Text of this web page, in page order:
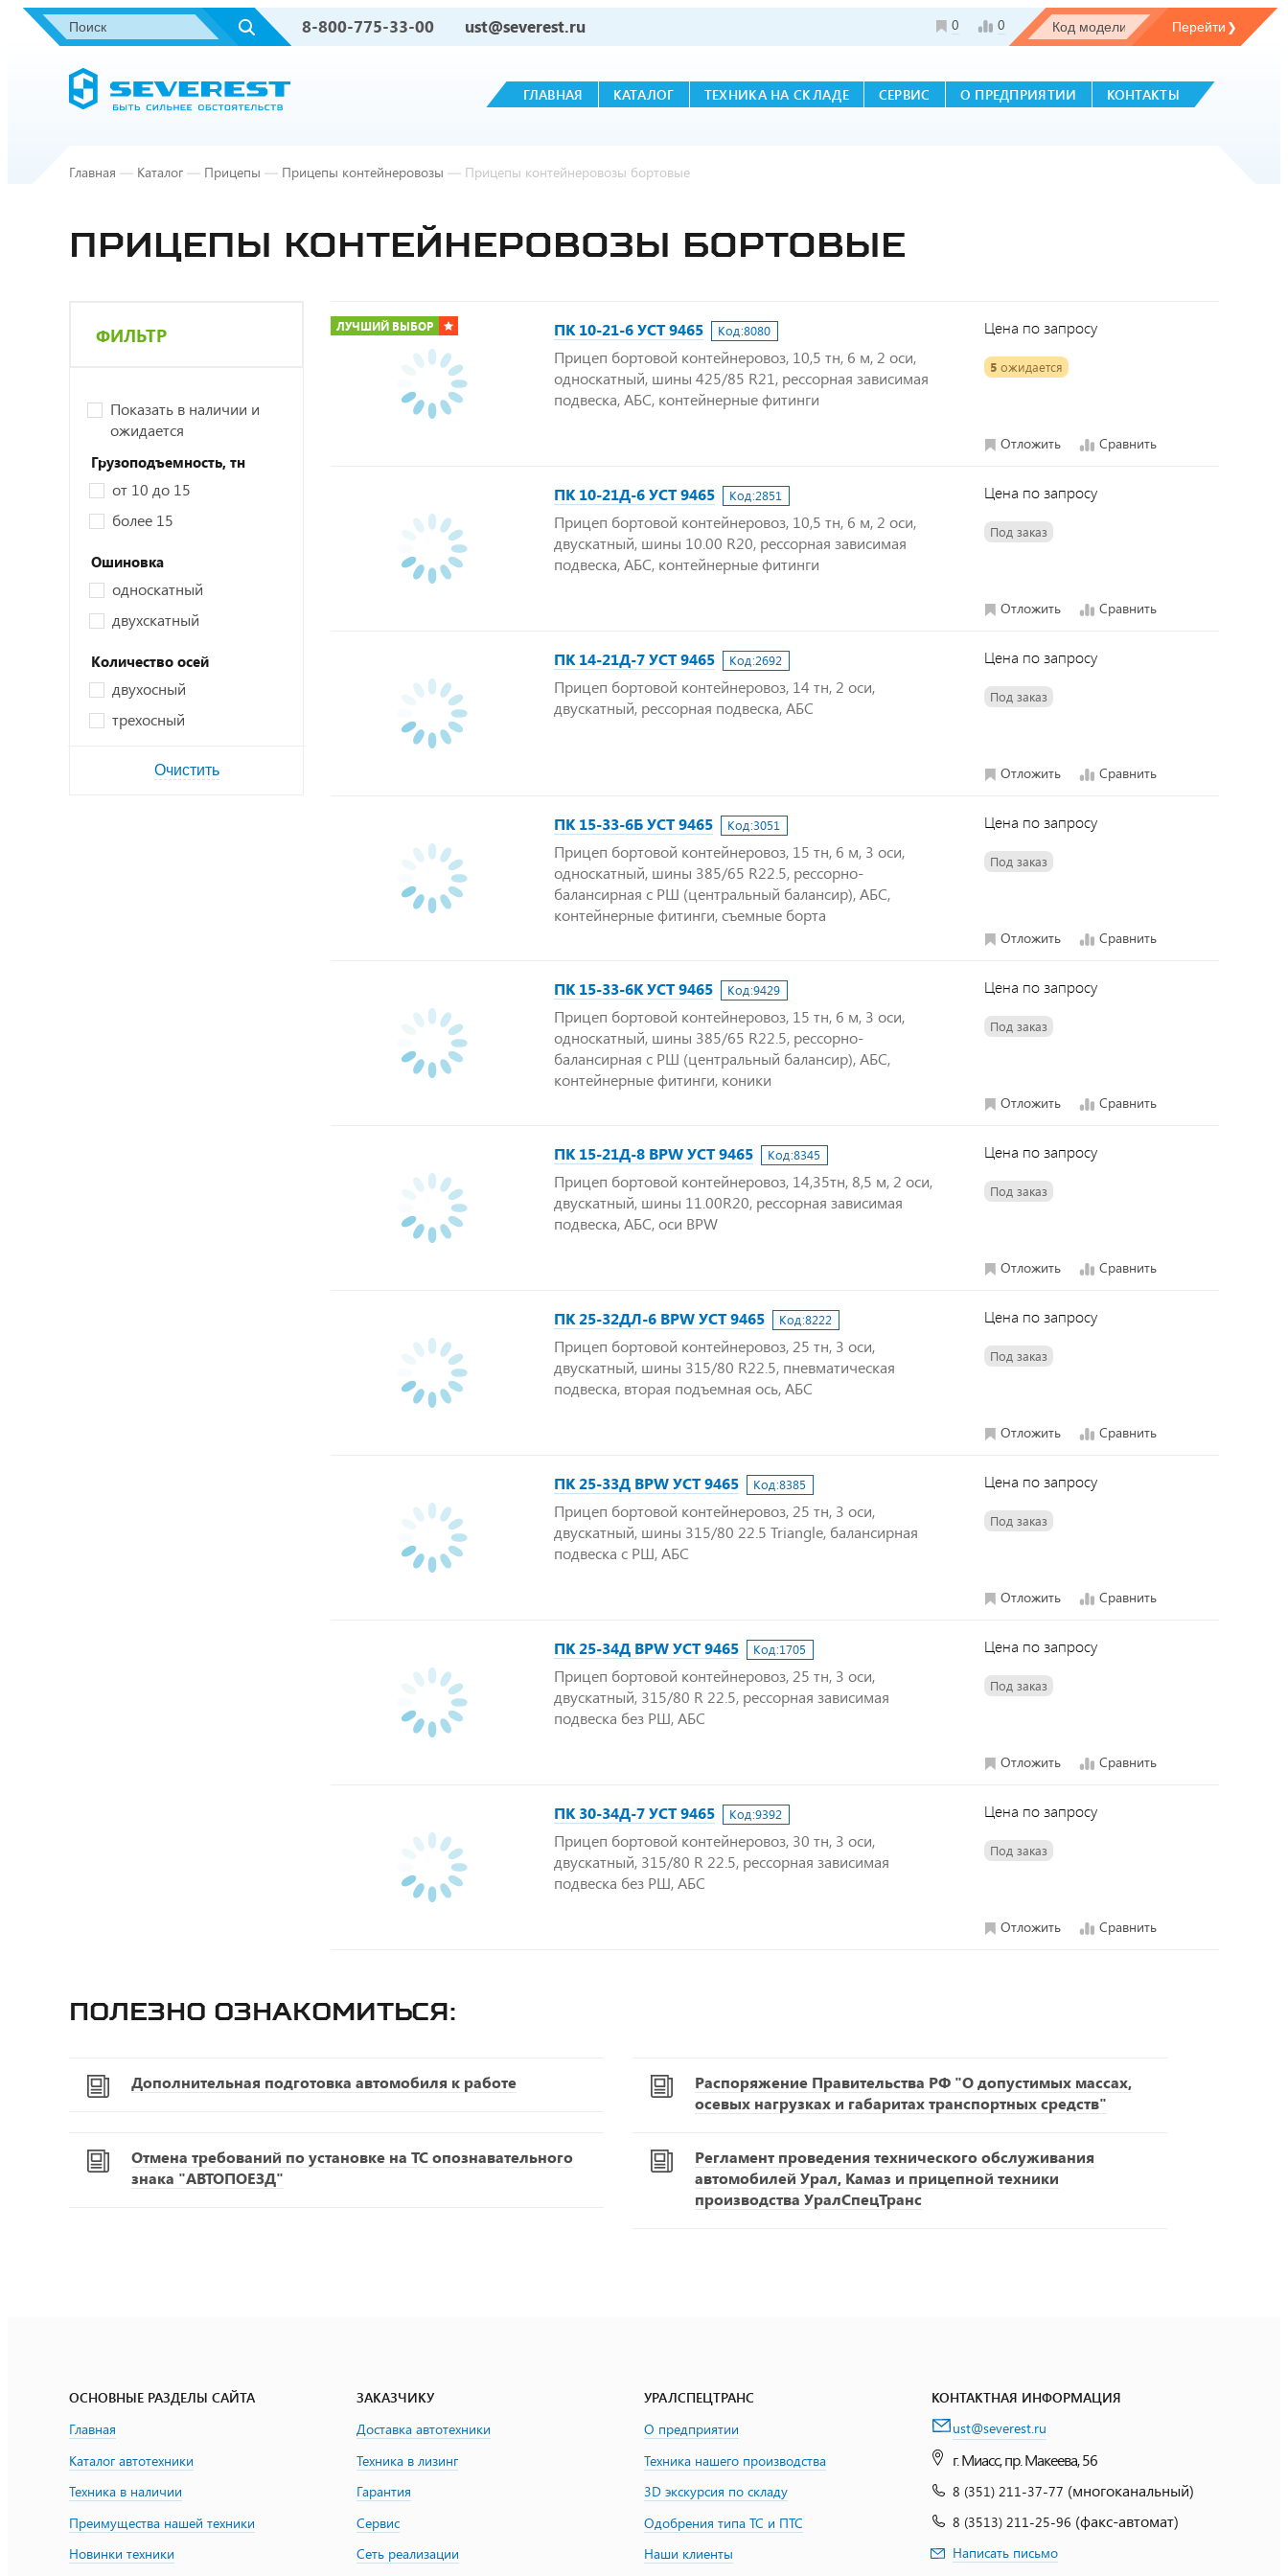
8-800-775-33-00 ust@severest.ru 0 0
ГЛАВНАЯ КАТАЛОГ ТЕХНИКА НА СКЛАДЕ СЕРВИС О ПРЕДПРИЯТИИ КОНТАКТЫ
Главная — Каталог — Прицепы — Прицепы контейнеровозы — Прицепы контейнеровозы бортовые
ПРИЦЕПЫ КОНТЕЙНЕРОВОЗЫ БОРТОВЫЕ
ФИЛЬТР
Показать в наличии и
ожидается
Грузоподъемность, тн
от 10 до 15
более 15
Ошиновка
односкатный
двухскатный
Количество осей
двухосный
трехосный
ЛУЧШИЙ ВЫБОР ПК 10-21-6 УСТ 9465 Код:8080
Прицеп бортовой контейнеровоз, 10,5 тн, 6 м, 2 оси,
односкатный, шины 425/85 R21, рессорная зависимая
подвеска, АБС, контейнерные фитинги
Цена по запросу
5 ожидается
Отложить Сравнить
ПК 10-21Д-6 УСТ 9465 Код:2851
Прицеп бортовой контейнеровоз, 10,5 тн, 6 м, 2 оси,
двускатный, шины 10.00 R20, рессорная зависимая
подвеска, АБС, контейнерные фитинги
Цена по запросу
Под заказ
Отложить Сравнить
ПК 14-21Д-7 УСТ 9465 Код:2692
Прицеп бортовой контейнеровоз, 14 тн, 2 оси,
двускатный, рессорная подвеска, АБС
Цена по запросу
Под заказ
Отложить Сравнить
ПК 15-33-6Б УСТ 9465 Код:3051
Прицеп бортовой контейнеровоз, 15 тн, 6 м, 3 оси,
односкатный, шины 385/65 R22.5, рессорно-
балансирная с РШ (центральный балансир), АБС,
контейнерные фитинги, съемные борта
Цена по запросу
Под заказ
Отложить Сравнить
ПК 15-33-6К УСТ 9465 Код:9429
Прицеп бортовой контейнеровоз, 15 тн, 6 м, 3 оси,
односкатный, шины 385/65 R22.5, рессорно-
балансирная с РШ (центральный балансир), АБС,
контейнерные фитинги, коники
Цена по запросу
Под заказ
Отложить Сравнить
ПК 15-21Д-8 BPW УСТ 9465 Код:8345
Прицеп бортовой контейнеровоз, 14,35тн, 8,5 м, 2 оси,
двускатный, шины 11.00R20, рессорная зависимая
подвеска, АБС, оси BPW
Цена по запросу
Под заказ
Отложить Сравнить
ПК 25-32ДЛ-6 BPW УСТ 9465 Код:8222
Прицеп бортовой контейнеровоз, 25 тн, 3 оси,
двускатный, шины 315/80 R22.5, пневматическая
подвеска, вторая подъемная ось, АБС
Цена по запросу
Под заказ
Отложить Сравнить
ПК 25-33Д BPW УСТ 9465 Код:8385
Прицеп бортовой контейнеровоз, 25 тн, 3 оси,
двускатный, шины 315/80 22.5 Triangle, балансирная
подвеска с РШ, АБС
Цена по запросу
Под заказ
Отложить Сравнить
ПК 25-34Д BPW УСТ 9465 Код:1705
Прицеп бортовой контейнеровоз, 25 тн, 3 оси,
двускатный, 315/80 R 22.5, рессорная зависимая
подвеска без РШ, АБС
Цена по запросу
Под заказ
Отложить Сравнить
ПК 30-34Д-7 УСТ 9465 Код:9392
Прицеп бортовой контейнеровоз, 30 тн, 3 оси,
двускатный, 315/80 R 22.5, рессорная зависимая
подвеска без РШ, АБС
Цена по запросу
Под заказ
Отложить Сравнить
Полезно ознакомиться:
Дополнительная подготовка автомобиля к работе
Распоряжение Правительства РФ "О допустимых массах,
осевых нагрузках и габаритах транспортных средств"
Отмена требований по установке на ТС опознавательного
знака "АВТОПОЕЗД"
Регламент проведения технического обслуживания
автомобилей Урал, Камаз и прицепной техники
производства УралСпецТранс
ОСНОВНЫЕ РАЗДЕЛЫ САЙТА
Главная
Каталог автотехники
Техника в наличии
Преимущества нашей техники
Новинки техники
ЗАКАЗЧИКУ
Доставка автотехники
Техника в лизинг
Гарантия
Сервис
Сеть реализации
УРАЛСПЕЦТРАНС
О предприятии
Техника нашего производства
3D экскурсия по складу
Одобрения типа ТС и ПТС
Наши клиенты
КОНТАКТНАЯ ИНФОРМАЦИЯ
ust@severest.ru
г. Миасс, пр. Макеева, 56
8 (351) 211-37-77 (многоканальный)
8 (3513) 211-25-96 (факс-автомат)
Написать письмо